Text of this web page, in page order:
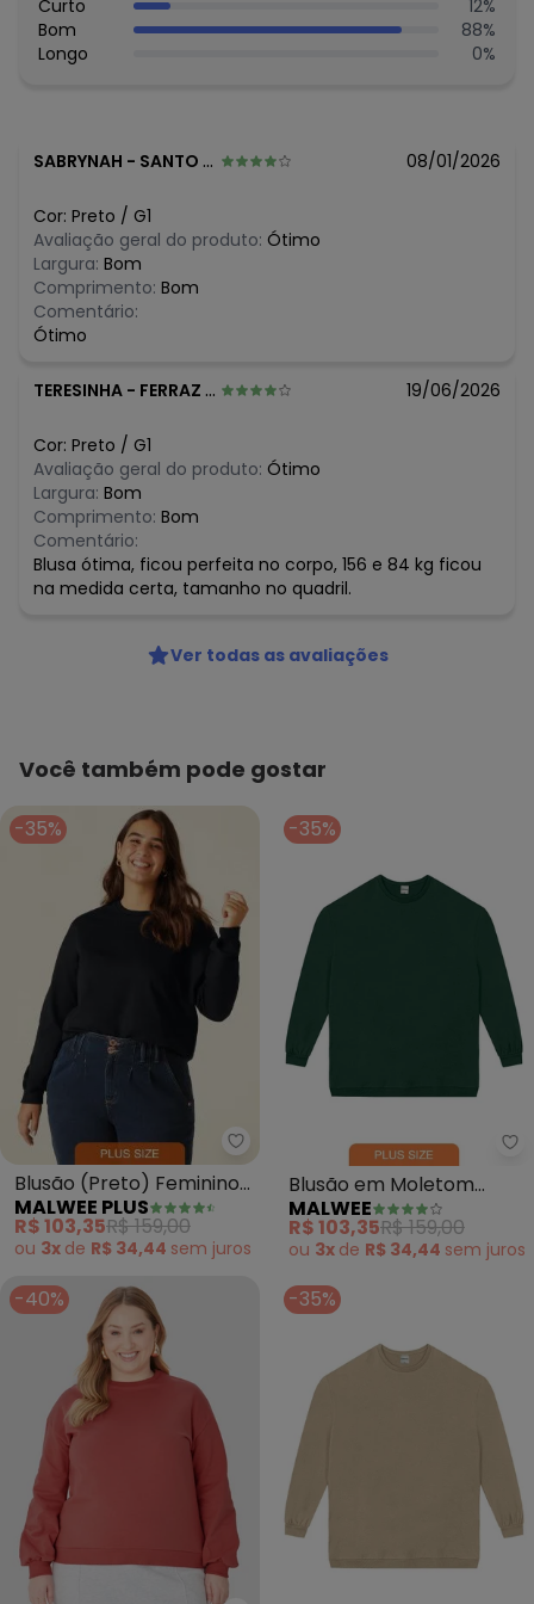
Composição: 97% algodão / 3% elastano
Curto 12%
Bom
88%
Longo
0%
SABRYNAH - SANTO ANTONIO DE POSSE - SP 08/01/2026
Cor: Preto / G1
Avaliação geral do produto: Ótimo
Largura: Bom
Comprimento: Bom
Comentário:
Ótimo
TERESINHA - FERRAZ DE VASCONCELOS - SP 19/06/2026
Cor: Preto / G1
Avaliação geral do produto: Ótimo
Largura: Bom
Comprimento: Bom
Comentário:
Blusa ótima, ficou perfeita no corpo, 156 e 84 kg ficou
na medida certa, tamanho no quadril.
Ver todas as avaliações
Você também pode gostar
-35%
Malwee Plus - Blusão (Preto)
Blusão (Preto) Feminino
em Moletom
MALWEE PLUS
R$ 103,35R$ 159,00
ou 3x de R$ 34,44 sem juros
-35%
Blusão em Moletom
Flanelado Plus (Verde
Esmeralda)
MALWEE
R$ 103,35R$ 159,00
ou 3x de R$ 34,44 sem juros
-40% -35%